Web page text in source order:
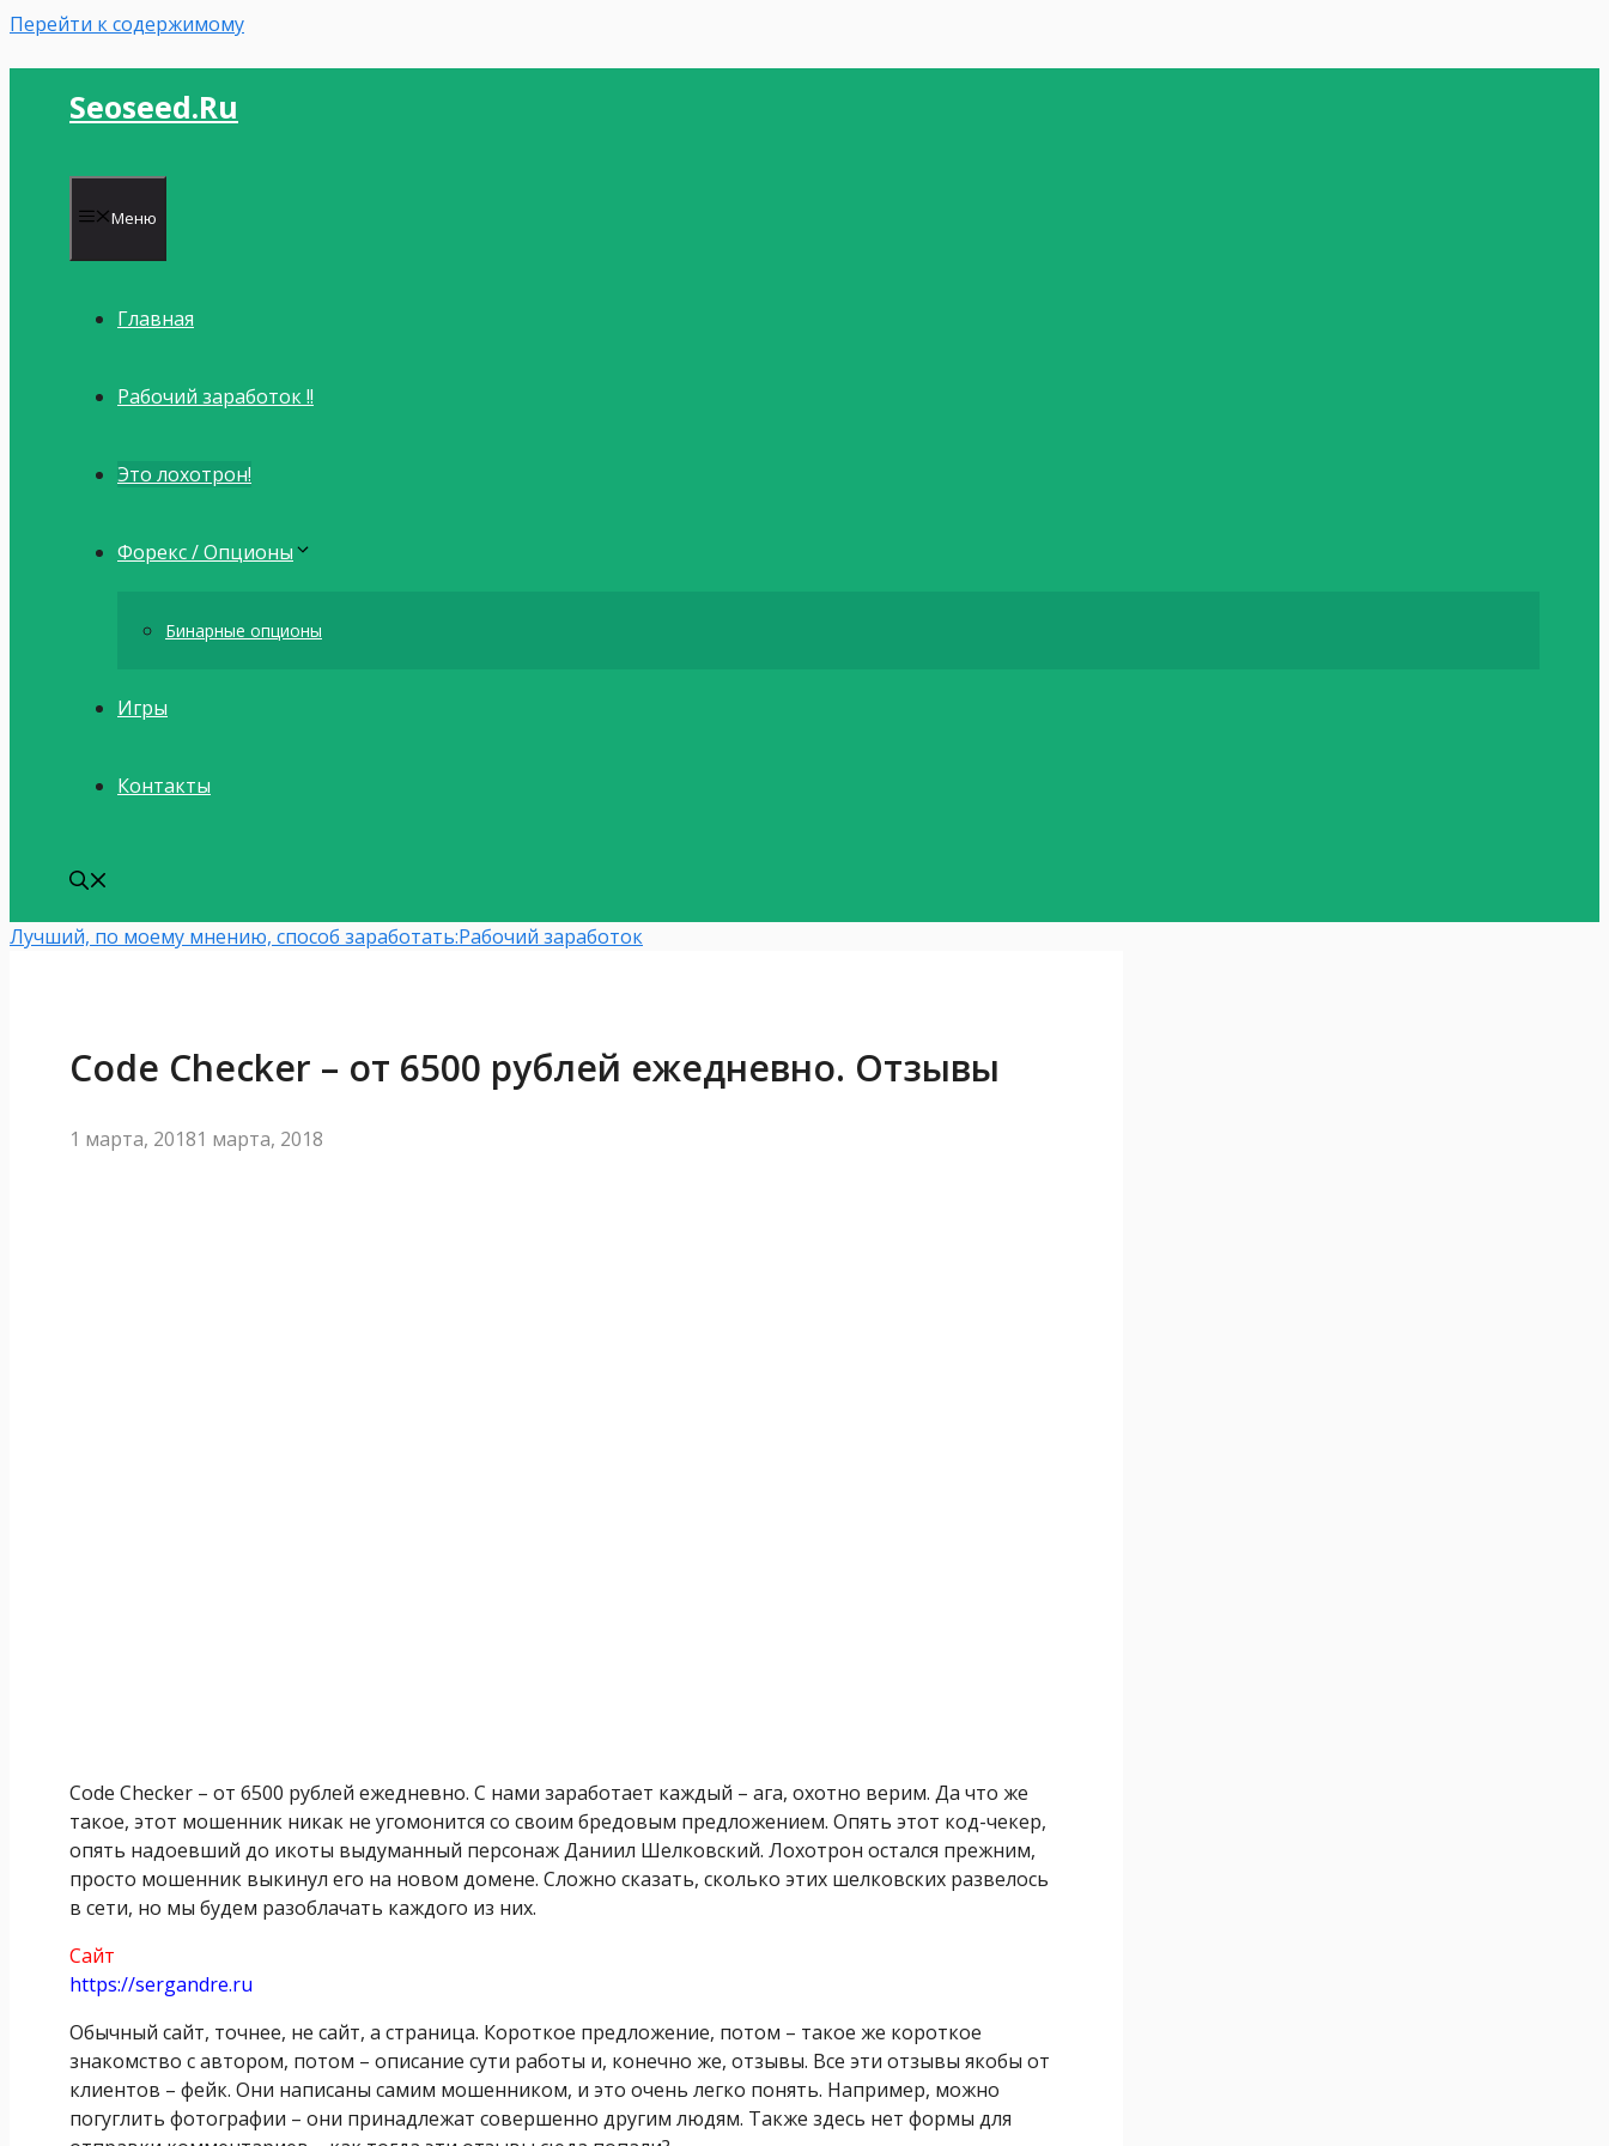
Перейти к содержимому
Seoseed.ru
Меню
Главная
Рабочий заработок !!
Это лохотрон!
Форекс / Опционы
Бинарные опционы
Игры
Контакты
Лучший, по моему мнению, способ заработать:Рабочий заработок
Code Checker – от 6500 рублей ежедневно. Отзывы
1 марта, 20181 марта, 2018
Code Checker – от 6500 рублей ежедневно. С нами заработает каждый – ага, охотно верим. Да что же
такое, этот мошенник никак не угомонится со своим бредовым предложением. Опять этот код-чекер,
опять надоевший до икоты выдуманный персонаж Даниил Шелковский. Лохотрон остался прежним,
просто мошенник выкинул его на новом домене. Сложно сказать, сколько этих шелковских развелось
в сети, но мы будем разоблачать каждого из них.
Сайт
https://sergandre.ru
Обычный сайт, точнее, не сайт, а страница. Короткое предложение, потом – такое же короткое
знакомство с автором, потом – описание сути работы и, конечно же, отзывы. Все эти отзывы якобы от
клиентов – фейк. Они написаны самим мошенником, и это очень легко понять. Например, можно
погуглить фотографии – они принадлежат совершенно другим людям. Также здесь нет формы для